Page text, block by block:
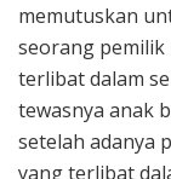
memutuskan
seorang pemilik
terlibat dalam
tewasnya anak
setelah adanya
yang terlibat